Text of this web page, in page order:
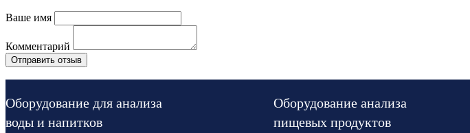
Ваше имя
Комментарий
Отправить отзыв
Оборудование для анализа
воды и напитков
Оборудование анализа
пищевых продуктов